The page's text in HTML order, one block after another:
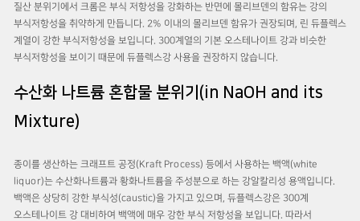
질산 분위기에서 크롬은 부식 저항성을 강화하는 반면에 몰리브덴의 함유는 강의
부식저항성을 취약하게 만듭니다. 2% 이내의 몰리브덴 함유가 권장되며, 린 듀플렉스
계열이 강한 부식저항성을 보입니다. 300계열의 기본 오스테나이트 강과 비슷한
부식저항성을 보이기 때문에 듀플렉스강 사용을 권장하지 않습니다.
수산화 나트륨 혼합물 분위기(in NaOH and its
Mixture)
종이를 생산하는 크래프트 공정(Kraft Process) 등에서 사용하는 백액(white
liquor)는 수산화나트륨과 황화나트륨을 주성분으로 하는 강알칼리성 용액입니다.
백액은 상당히 강한 부식성(caustic)을 가지고 있으며, 듀플렉스강은 300계
오스테나이트 강 대비하여 백액에 매우 강한 부식 저항성을 보입니다. 따라서